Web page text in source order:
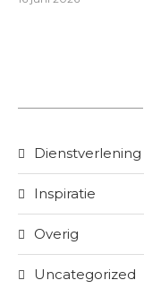
Dienstverlening
Inspiratie
Overig
Uncategorized